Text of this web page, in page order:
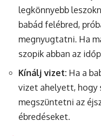
legkönnyebb
babád felébred,
megnyugtatni. Ha
szopik abban az
Kínálj vizet: Ha a
vizet ahelyett, hogy
megszüntetni az
ébredéseket.